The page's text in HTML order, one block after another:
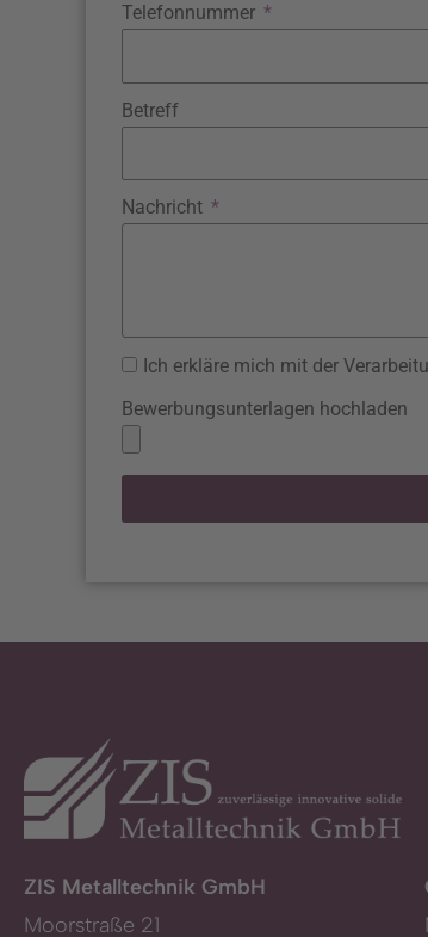
Telefonnummer
Betreff
Nachricht
Ich erkläre mich mit der
Bewerbungsunterlagen hochladen
ZIS Metalltechnik GmbH
Moorstraße 21